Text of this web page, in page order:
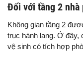
Đối với tầng 2 nhà
Không gian tầng 2
trục hành lang. Ở đây,
vệ sinh có tích hợp